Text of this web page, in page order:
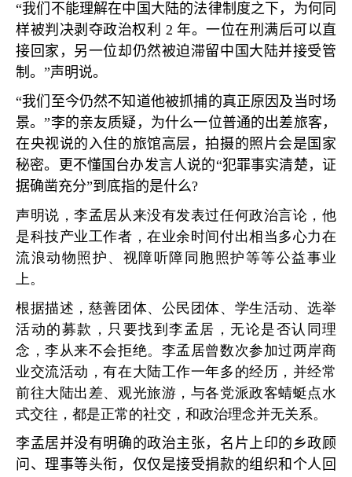
“我们不能理解在中国大陆的法律制度之下，为何同
样被判决剥夺政治权利 2 年。一位在刑满后可以直
接回家，另一位却仍然被迫滞留中国大陆并接受管
制。 ”声明说。
“我们至今仍然不知道他被抓捕的真正原因及当时场
景。”李的亲友质疑，为什么一位普通的出差旅客，
在央视说的入住的旅馆高层，拍摄的照片会是国家
秘密。更不懂国台办发言人说的“犯罪事实清楚，证
据确凿充分”到底指的是什么?
声明说，李孟居从来没有发表过任何政治言论，他
是科技产业工作者，在业余时间付出相当多心力在
流浪动物照护、视障听障同胞照护等等公益事业
上。
根据描述，慈善团体、公民团体、学生活动、选举
活动的募款，只要找到李孟居，无论是否认同理
念，李从来不会拒绝。李孟居曾数次参加过两岸商
业交流活动，有在大陆工作一年多的经历，并经常
前往大陆出差、观光旅游，与各党派政客蜻蜓点水
式交往，都是正常的社交，和政治理念并无关系。
李孟居并没有明确的政治主张，名片上印的乡政顾
问、理事等头衔，仅仅是接受捐款的组织和个人回